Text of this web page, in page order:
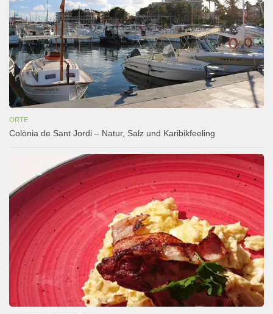
ORTE
Colònia de Sant Jordi – Natur, Salz und Karibikfeeling